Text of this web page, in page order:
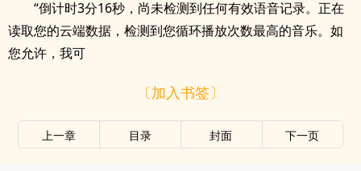
“倒计时3分16秒，尚未检测到任何有效语音记录。正在
读取您的云端数据，检测到您循环播放次数最高的音乐。如
您允许，我可
〔加入书签〕
上一章 目录 封面 下一页